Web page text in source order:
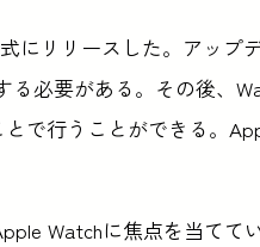
にリリースした。アップ
る必要がある。その後、
で行うことができる。
Watchに焦点を当てて